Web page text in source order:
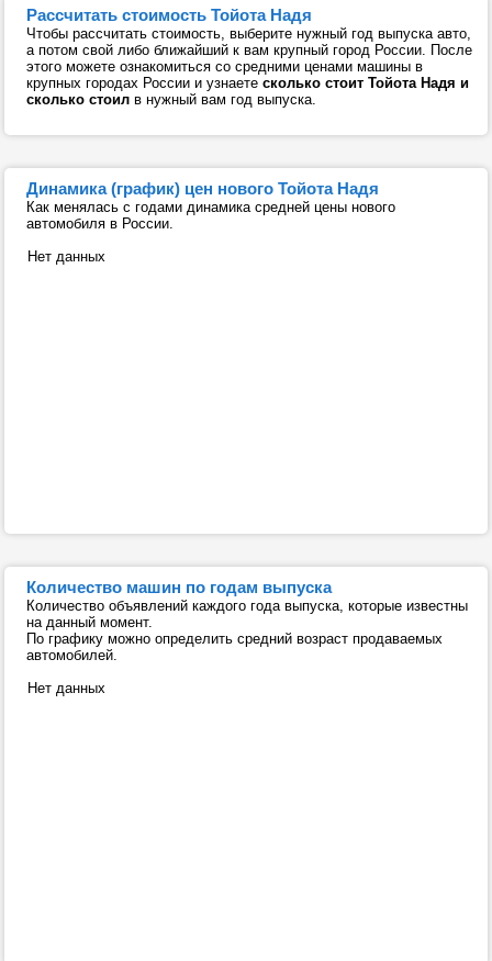
Рассчитать стоимость Тойота Надя
Чтобы рассчитать стоимость, выберите нужный год выпуска авто,
а потом свой либо ближайший к вам крупный город России. После
этого можете ознакомиться со средними ценами машины в
крупных городах России и узнаете сколько стоит Тойота Надя и
сколько стоил в нужный вам год выпуска.
Динамика (график) цен нового Тойота Надя
Как менялась с годами динамика средней цены нового
автомобиля в России.
Нет данных
Количество машин по годам выпуска
Количество объявлений каждого года выпуска, которые известны
на данный момент.
По графику можно определить средний возраст продаваемых
автомобилей.
Нет данных